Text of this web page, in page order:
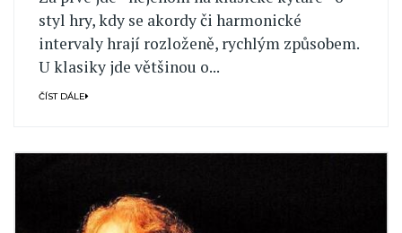
styl hry, kdy se akordy či harmonické
intervaly hrají rozloženě, rychlým způsobem.
U klasiky jde většinou o...
ČÍST DÁLE